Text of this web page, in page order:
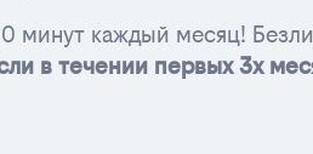
минут каждый месяц!
в течении первых 3х